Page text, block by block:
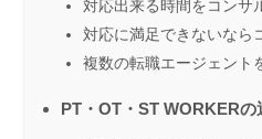
対応出来る時間をコンサ
対応に満足できないなら
複数の転職エージェント
PT・OT・ST WORKERの